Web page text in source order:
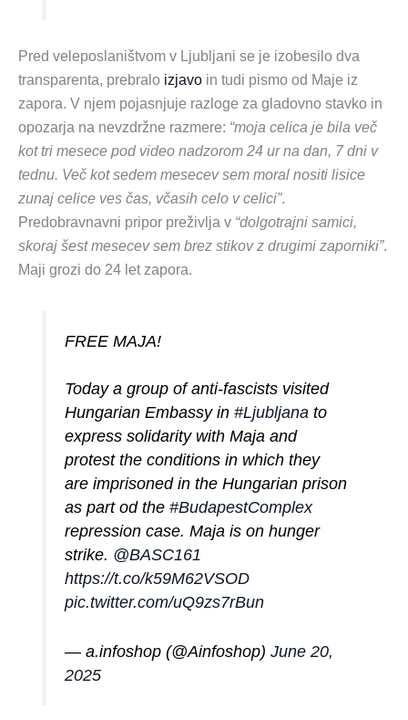
Pred veleposlaništvom v Ljubljani se je izobesilo dva
transparenta, prebralo izjavo in tudi pismo od Maje iz
zapora. V njem pojasnjuje razloge za gladovno stavko in
opozarja na nevzdržne razmere: “moja celica je bila več
kot tri mesece pod video nadzorom 24 ur na dan, 7 dni v
tednu. Več kot sedem mesecev sem moral nositi lisice
zunaj celice ves čas, včasih celo v celici”.
Predobravnavni pripor preživlja v “dolgotrajni samici,
skoraj šest mesecev sem brez stikov z drugimi zaporniki”.
Maji grozi do 24 let zapora.
FREE MAJA!
Today a group of anti-fascists visited
Hungarian Embassy in#Ljubljana to
express solidarity with Maja and
protest the conditions in which they
are imprisoned in the Hungarian prison
as part od the#BudapestComplex
repression case. Maja is on hunger
strike. @BASC161
https://t.co/k59M62VSOD
pic.twitter.com/uQ9zs7rBun
— a.infoshop (@Ainfoshop)June 20,
2025